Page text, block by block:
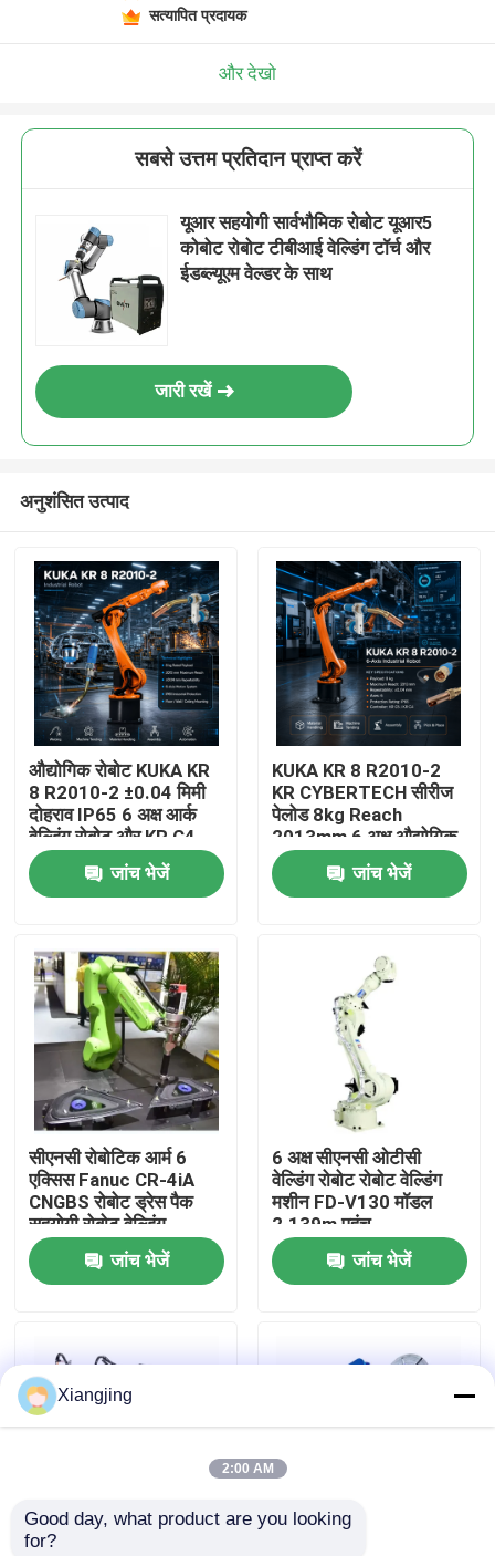
उत्पाद
वीडियो
हमारे बारे में
कारखाना भ्रमण
गुणवत्ता नियंत्रण
ब्लॉग
एक उद्धरण का अनुरोध करें
औद्योगिक रोबोट बांह
सत्यापित प्रदायक
और देखो
सबसे उत्तम प्रतिदान प्राप्त करें
यूआर सहयोगी सार्वभौमिक रोबोट यूआर5
कोबोट रोबोट टीबीआई वेल्डिंग टॉर्च और
ईडब्ल्यूएम वेल्डर के साथ
जारी रखें
अनुशंसित उत्पाद
औद्योगिक रोबोट KUKA KR
8 R2010-2 ±0.04 मिमी
दोहराव IP65 6 अक्ष आर्क
वेल्डिंग रोबोट और KR C4
KR C5 KR C5-2 नियंत्रण
कैबिनेट
जांच भेजें
KUKA KR 8 R2010-2
KR CYBERTECH सीरीज
पेलोड 8kg Reach
2013mm 6 अक्ष औद्योगिक
रोबोट TBi RM2 रोबोट
वेल्डिंग टॉर्च जांच भेजें
सीएनसी रोबोटिक आर्म 6
एक्सिस Fanuc CR-4iA
CNGBS रोबोट ड्रेस पैक
सहयोगी रोबोट वेल्डिंग
जांच भेजें
6 अक्ष सीएनसी ओटीसी
वेल्डिंग रोबोट रोबोट वेल्डिंग
मशीन FD-V130 मॉडल
2.139m पहुंच
जांच भेजें
फैनुक औद्योगिक रोबोट R-
Xiangjing
2:00 AM
Good day, what product are you looking
for?